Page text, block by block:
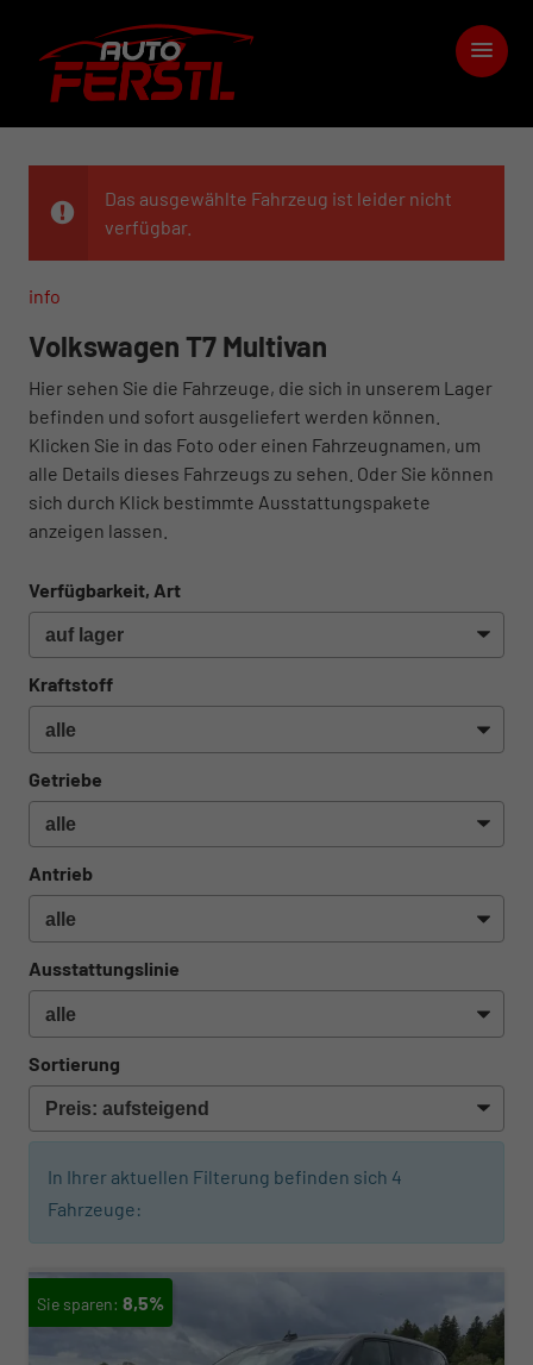
Das ausgewählte Fahrzeug ist leider nicht
verfügbar.
info
Volkswagen T7 Multivan
Hier sehen Sie die Fahrzeuge, die sich in unserem Lager
befinden und sofort ausgeliefert werden können.
Klicken Sie in das Foto oder einen Fahrzeugnamen, um
alle Details dieses Fahrzeugs zu sehen. Oder Sie können
sich durch Klick bestimmte Ausstattungspakete
anzeigen lassen.
Verfügbarkeit, Art
Kraftstoff
Getriebe
Antrieb
Ausstattungslinie
Sortierung
In Ihrer aktuellen Filterung befinden sich 4
Fahrzeuge:
8,5%